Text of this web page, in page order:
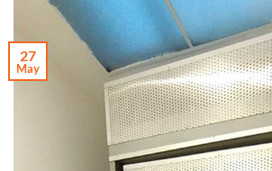
27
May